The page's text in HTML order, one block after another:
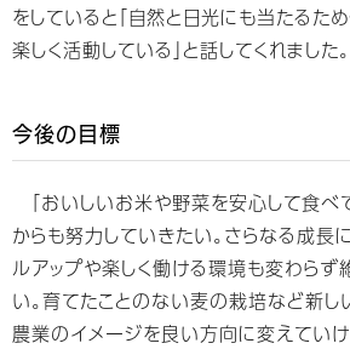
をしていると「自然と日光にも当たるた
楽しく活動している」と話してくれました。
今後の目標
「おいしいお米や野菜を安心して食べ
からも努力していきたい。さらなる成長
ルアップや楽しく働ける環境も変わらず
い。育てたことのない麦の栽培など新し
農業のイメージを良い方向に変えていけ